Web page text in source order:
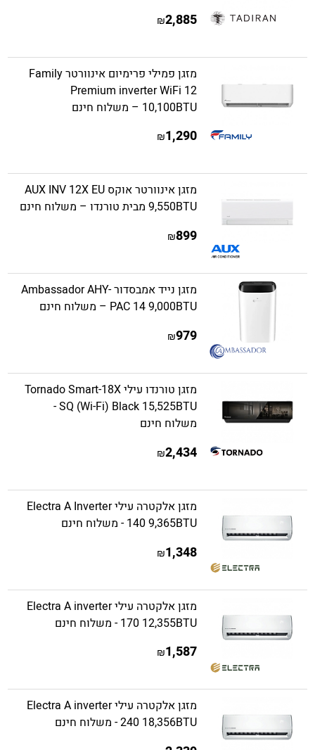
2,885
₪
מזגן פמילי פרימיום אינוורטר Family
Premium inverter WiFi 12
10,100BTU – משלוח חינם
1,290
₪
מזגן אינוורטר אוקס AUX INV 12X EU
9,550BTU מבית טורנדו – משלוח חינם
899
₪
מזגן נייד אמבסדור Ambassador AHY-
PAC 14 9,000BTU – משלוח חינם
979
₪
מזגן טורנדו עילי Tornado Smart-18X
SQ (Wi-Fi) Black 15,525BTU -
משלוח חינם
2,434
₪
מזגן אלקטרה עילי Electra A Inverter
140 9,365BTU - משלוח חינם
1,348
₪
מזגן אלקטרה עילי Electra A inverter
170 12,355BTU - משלוח חינם
1,587
₪
מזגן אלקטרה עילי Electra A inverter
240 18,356BTU - משלוח חינם